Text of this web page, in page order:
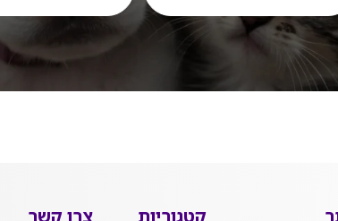
קטגוריות צרו קשר